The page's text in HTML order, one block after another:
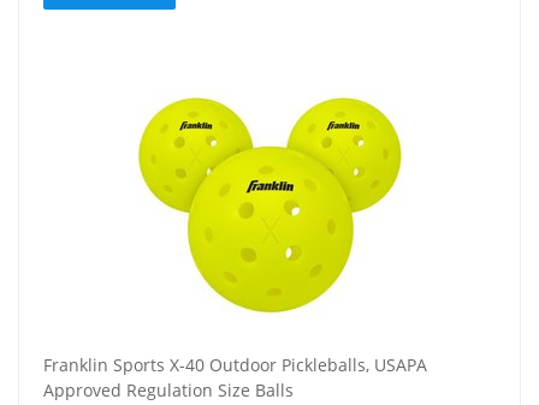
Franklin Sports X-40 Outdoor Pickleballs, USAPA
Approved Regulation Size Balls